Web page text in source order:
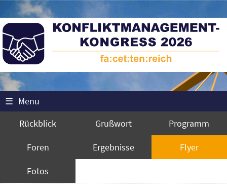
☰ Menu
Rückblick
Grußwort Programm
Foren Ergebnisse Flyer
Fotos